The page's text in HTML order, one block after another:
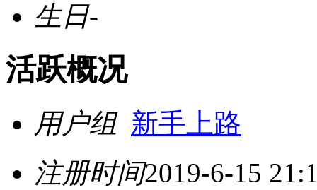
生日-
活跃概况
用户组 新手上路
注册时间2019-6-15